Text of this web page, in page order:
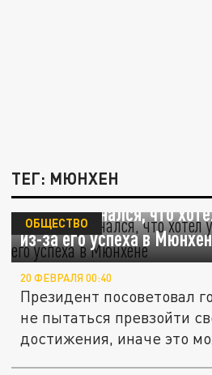
ТЕГ: МЮНХЕН
Трамп признался, что
из-за его успеха в
ОБЩЕСТВО
20 ФЕВРАЛЯ 00:40
Президент посоветовал
не пытаться превзойти
достижения, иначе это